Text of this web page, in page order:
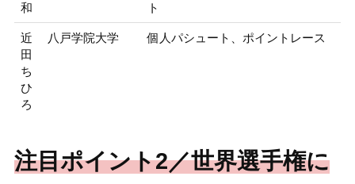
和
ト
近
田
ち
ひ
ろ
八戸学院大学 個人パシュート、ポイントレース
注目ポイント2／世界選手権に